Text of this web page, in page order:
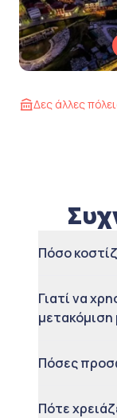
Δες άλλες
Πόσο
Γιατί να
Πόσες
Πότε